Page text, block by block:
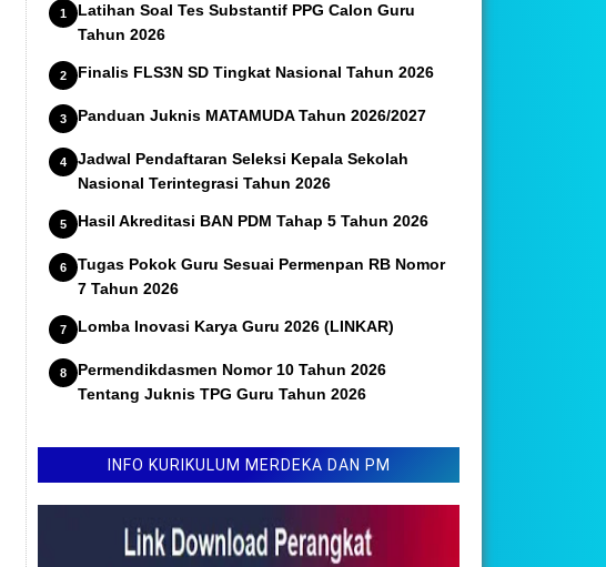
Latihan Soal Tes Substantif PPG Calon Guru
Tahun 2026
Finalis FLS3N SD Tingkat Nasional Tahun 2026
Panduan Juknis MATAMUDA Tahun 2026/2027
Jadwal Pendaftaran Seleksi Kepala Sekolah
Nasional Terintegrasi Tahun 2026
Hasil Akreditasi BAN PDM Tahap 5 Tahun 2026
Tugas Pokok Guru Sesuai Permenpan RB Nomor
7 Tahun 2026
Lomba Inovasi Karya Guru 2026 (LINKAR)
Permendikdasmen Nomor 10 Tahun 2026
Tentang Juknis TPG Guru Tahun 2026
INFO KURIKULUM MERDEKA DAN PM